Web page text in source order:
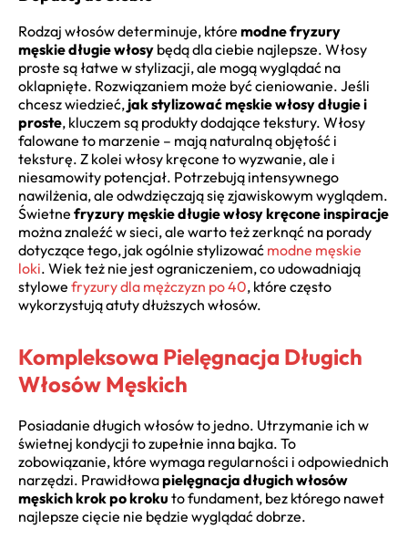
Rodzaj włosów determinuje, które modne fryzury
męskie długie włosy będą dla ciebie najlepsze. Włosy
proste są łatwe w stylizacji, ale mogą wyglądać na
oklapnięte. Rozwiązaniem może być cieniowanie. Jeśli
chcesz wiedzieć, jak stylizować męskie włosy długie i
proste, kluczem są produkty dodające tekstury. Włosy
falowane to marzenie – mają naturalną objętość i
teksturę. Z kolei włosy kręcone to wyzwanie, ale i
niesamowity potencjał. Potrzebują intensywnego
nawilżenia, ale odwdzięczają się zjawiskowym wyglądem.
Świetne fryzury męskie długie włosy kręcone inspiracje
można znaleźć w sieci, ale warto też zerknąć na porady
dotyczące tego, jak ogólnie stylizować modne męskie
loki. Wiek też nie jest ograniczeniem, co udowadniają
stylowe fryzury dla mężczyzn po 40, które często
wykorzystują atuty dłuższych włosów.
Kompleksowa Pielęgnacja Długich
Włosów Męskich
Posiadanie długich włosów to jedno. Utrzymanie ich w
świetnej kondycji to zupełnie inna bajka. To
zobowiązanie, które wymaga regularności i odpowiednich
narzędzi. Prawidłowapielęgnacja długich włosów
męskich krok po kroku to fundament, bez którego nawet
najlepsze cięcie nie będzie wyglądać dobrze.